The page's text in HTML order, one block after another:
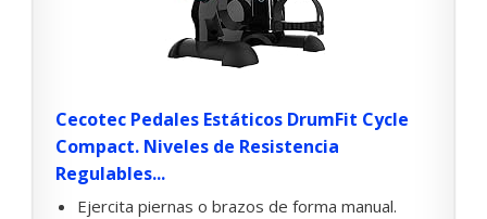
Cecotec Pedales Estáticos DrumFit Cycle
Compact. Niveles de Resistencia
Regulables...
Ejercita piernas o brazos de forma manual.